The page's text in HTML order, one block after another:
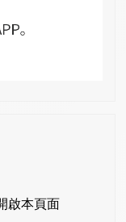
啟本頁面